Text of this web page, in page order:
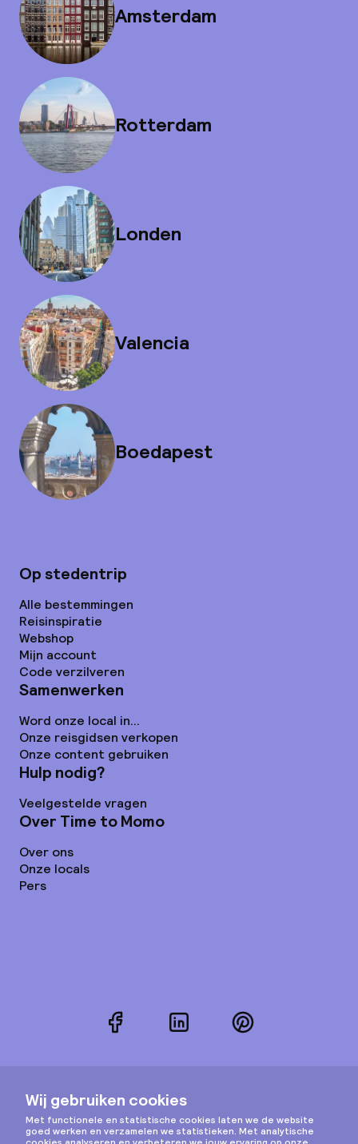
Amsterdam
Rotterdam
Londen
Valencia
Boedapest
Op stedentrip
Alle bestemmingen
Reisinspiratie
Webshop
Mijn account
Code verzilveren
Samenwerken
Word onze local in...
Onze reisgidsen verkopen
Onze content gebruiken
Hulp nodig?
Veelgestelde vragen
Over Time to Momo
Over ons
Onze locals
Pers
FacebookLinkedInPinterest
Instagram